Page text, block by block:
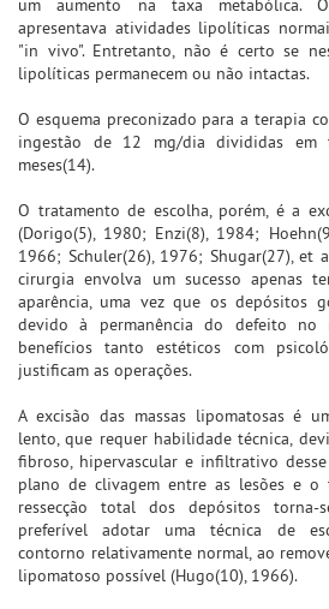
um aumento na taxa metabólica.
apresentava atividades lipolíticas
"in vivo". Entretanto, não é certo se
lipolíticas permanecem ou não intactas.
O esquema preconizado para a terapia
ingestão de 12 mg/dia divididas em
meses(14).
O tratamento de escolha, porém, é a
(Dorigo(5), 1980; Enzi(8), 1984;
1966; Schuler(26), 1976; Shugar(27), et
cirurgia envolva um sucesso apenas
aparência, uma vez que os depósitos
devido à permanência do defeito no
benefícios tanto estéticos com
justificam as operações.
A excisão das massas lipomatosas é
lento, que requer habilidade técnica,
fibroso, hipervascular e infiltrativo
plano de clivagem entre as lesões e o
ressecção total dos depósitos torna-
preferível adotar uma técnica de
contorno relativamente normal, ao
lipomatoso possível (Hugo(10), 1966).